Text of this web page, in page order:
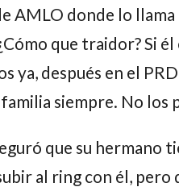
AMLO donde lo
que traidor? Si
ya, después en el
siempre. No los
que su hermano
al ring con él, pero